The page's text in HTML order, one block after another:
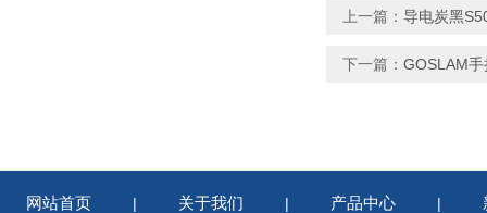
上一篇： 导电炭黑
下一篇： GOSLAM
网站首页 | 关于我们 | 产品中心 |